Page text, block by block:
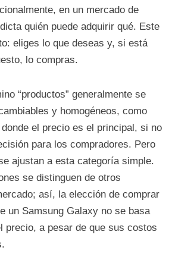
en un mercado de
quién puede adquirir qué. Este
eliges lo que deseas y, si está
lo compras.
“productos” generalmente se
y homogéneos, como
el precio es el principal, si no
para los compradores. Pero
ajustan a esta categoría simple.
se distinguen de otros
así, la elección de comprar
un Samsung Galaxy no se basa
precio, a pesar de que sus costos